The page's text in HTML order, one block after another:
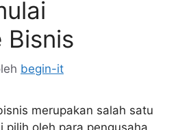
Bisnis
begin-it
merupakan salah satu